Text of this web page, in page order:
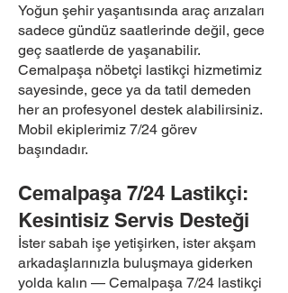
Yoğun şehir yaşantısında araç arızaları
sadece gündüz saatlerinde değil, gece
geç saatlerde de yaşanabilir.
Cemalpaşa nöbetçi lastikçi hizmetimiz
sayesinde, gece ya da tatil demeden
her an profesyonel destek alabilirsiniz.
Mobil ekiplerimiz 7/24 görev
başındadır.
Cemalpaşa 7/24 Lastikçi:
Kesintisiz Servis Desteği
İster sabah işe yetişirken, ister akşam
arkadaşlarınızla buluşmaya giderken
yolda kalın — Cemalpaşa 7/24 lastikçi